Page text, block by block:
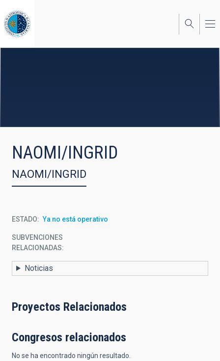
al
contenido
principal
NAOMI/INGRID
NAOMI/INGRID
ESTADO Ya no está operativo
SUBVENCIONES
RELACIONADAS:
Noticias
Proyectos Relacionados
Congresos relacionados
No se ha encontrado ningún resultado.